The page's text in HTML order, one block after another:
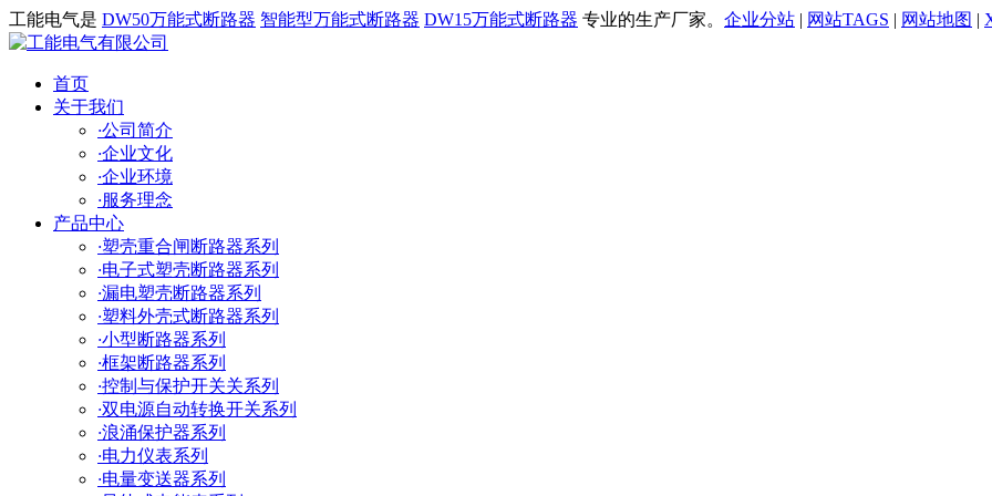
工能电气是 DW50万能式断路器 智能型万能式断路器 DW15万能式断路器 专业的生产厂家。 企业分站 | 网站TAGS | 网站地图 |
首页
关于我们
·公司简介
·企业文化
·企业环境
·服务理念
产品中心
·塑壳重合闸断路器系列
·电子式塑壳断路器系列
·漏电塑壳断路器系列
·塑料外壳式断路器系列
·小型断路器系列
·框架断路器系列
·控制与保护开关关系列
·双电源自动转换开关系列
·浪涌保护器系列
·电力仪表系列
·电量变送器系列